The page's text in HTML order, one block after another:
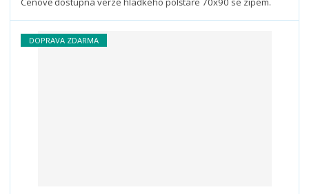
DOPRAVA ZDARMA